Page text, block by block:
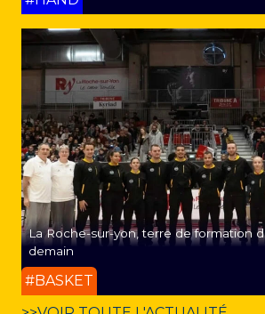
La Roche-sur-yon, terre de formation
demain
#BASKET